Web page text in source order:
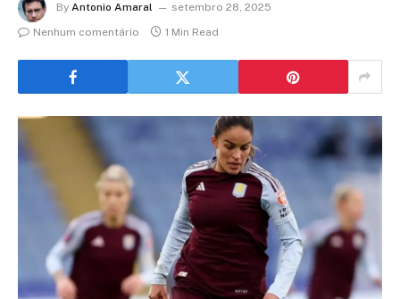
By Antonio Amaral
setembro 28, 2025
Nenhum comentário
1 Min Read